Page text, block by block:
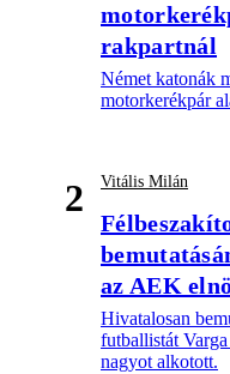
rakpartnál
Német katonák
motorkerékpár
2 Vitális Milán
az AEK
Hivatalosan
futballistát
nagyot alkotott.